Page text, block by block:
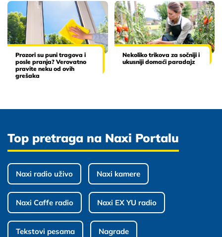
Prozori su puni tragova i
posle pranja? Verovatno
pravite neku od ovih
grešaka
Nekoliko trikova za sočniji i
ukusniji domaći paradajz
Top pretraga na Naxi Portalu
Naxi radio uživo Naxi kamere
Naxi Caffe radio Naxi EX YU radio
Tekstovi pesama Nagrade